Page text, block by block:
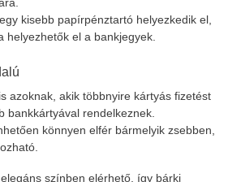
kisebb papírpénztartó helyezkedik el,
helyezhetők el a bankjegyek.
azoknak, akik többnyire kártyás fizetést
bankkártyával rendelkeznek.
könnyen elfér bármelyik zsebben,
színben elérhető, így bárki